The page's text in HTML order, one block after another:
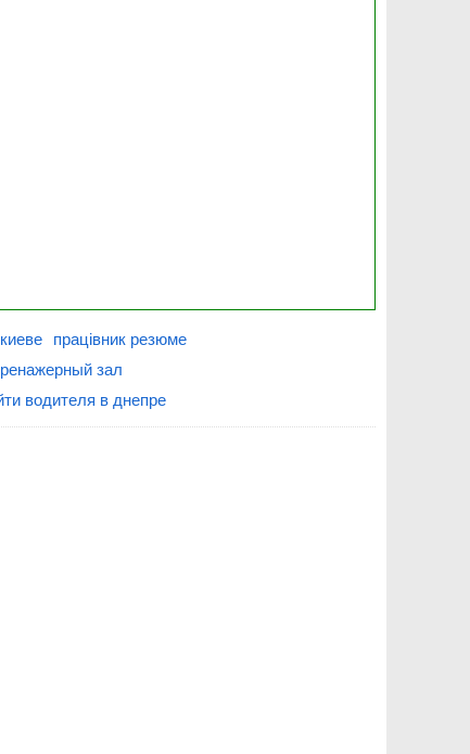
працівник резюме
зал
водителя в днепре